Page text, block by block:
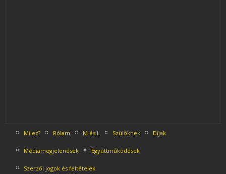
Mi ez? Rólam M és L Szülőknek Díjak
Médiamegjelenések Együttműködések
Szerzői jogok és feltételek